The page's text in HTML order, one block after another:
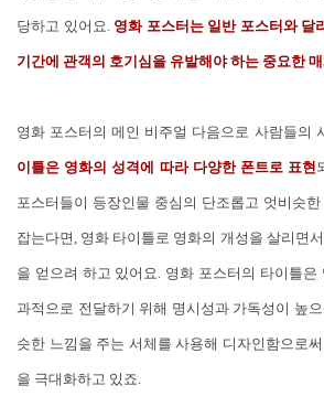
당하고 있어요. 영화 포스터는 일반 포스터와 달
기간에 관객의 호기심을 유발해야 하는 중요한
영화 포스터의 메인 비주얼 다음으로 사람들의
이틀은 영화의 성격에 따라 다양한 폰트로 표현
포스터들이 등장인물 중심의 단조롭고 엇비슷
잡는다면, 영화 타이틀로 영화의 개성을 살리면
을 얻으려 하고 있어요. 영화 포스터의 타이틀은
과적으로 전달하기 위해 명시성과 가독성이 높
슷한 느낌을 주는 서체를 사용해 디자인함으로
을 극대화하고 있죠.